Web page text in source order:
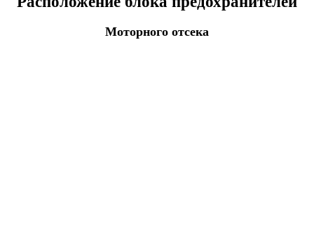
Моторного отсека